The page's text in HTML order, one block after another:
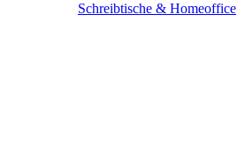
Schreibtische & Homeoffice